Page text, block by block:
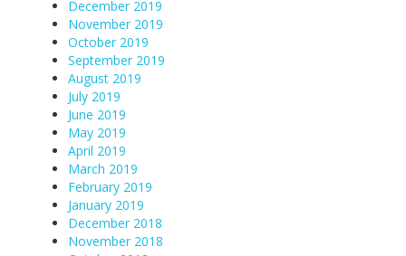
December 2019
November 2019
October 2019
September 2019
August 2019
July 2019
June 2019
May 2019
April 2019
March 2019
February 2019
January 2019
December 2018
November 2018